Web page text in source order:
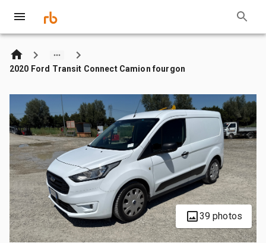
2020 Ford Transit Connect Camion fourgon
39 photos